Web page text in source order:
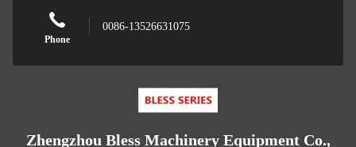
Phone
0086-13526631075
Zhengzhou Bless Machinery Equipment Co.,